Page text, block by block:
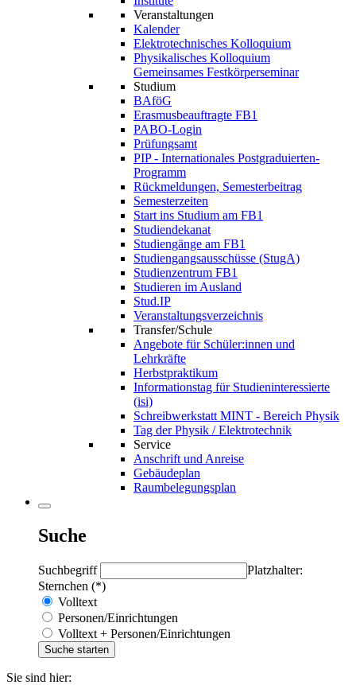
Veranstaltungen
Kalender
Elektrotechnisches Kolloquium
Physikalisches Kolloquium
Gemeinsames Festkörperseminar
Studium
BAföG
Erasmusbeauftragte FB1
PABO-Login
Prüfungsamt
PIP - Internationales Postgraduierten-
Programm
Rückmeldungen, Semesterbeitrag
Semesterzeiten
Start ins Studium am FB1
Studiendekanat
Studiengänge am FB1
Studiengangsausschüsse (StugA)
Studienzentrum FB1
Studieren im Ausland
Stud.IP
Veranstaltungsverzeichnis
Transfer/Schule
Angebote für Schüler:innen und
Lehrkräfte
Herbstpraktikum
Informationstag für Studieninteressierte
(isi)
Schreibwerkstatt MINT - Bereich Physik
Tag der Physik / Elektrotechnik
Service
Anschrift und Anreise
Gebäudeplan
Raumbelegungsplan
Suche
Suchbegriff
Platzhalter:
Sternchen (*)
Volltext
Personen/Einrichtungen
Volltext + Personen/Einrichtungen
Sie sind hier: